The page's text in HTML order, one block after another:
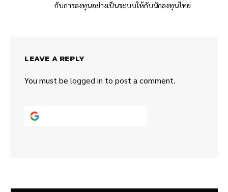
กับการลงทุนอย่างเป็นระบบให้กับนักลงทุนไทย
LEAVE A REPLY
You must be logged in to post a comment.